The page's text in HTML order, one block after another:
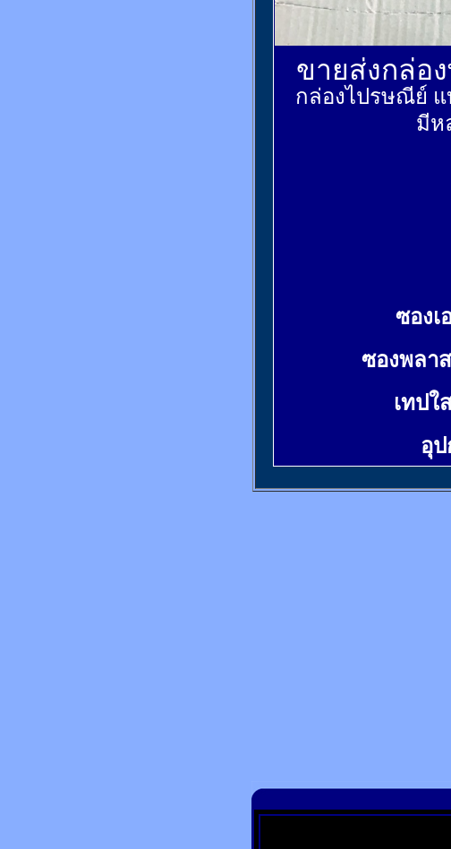
ขายส่งกล่อ
กล่องไปรษณีย์
มีห
ซองเ
ซองพลา
เทปใ
อุ